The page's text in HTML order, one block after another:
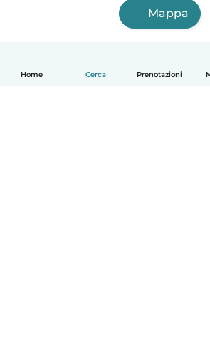
Home Cerca Prenotazioni
Mappa